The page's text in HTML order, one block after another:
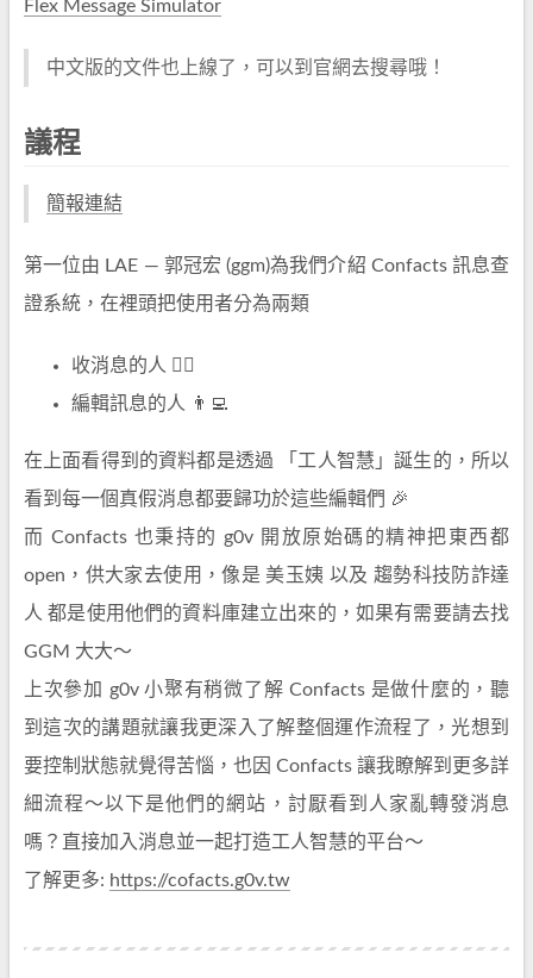
Flex Message Simulator
中文版的文件也上線了，可以到官網去搜尋哦！
議程
簡報連結
第一位由 LAE — 郭冠宏 (ggm)為我們介紹 Confacts 訊息查
證系統，在裡頭把使用者分為兩類
收消息的人 🙋‍♂️
編輯訊息的人 👨‍💻
在上面看得到的資料都是透過 「工人智慧」誕生的，所以
看到每一個真假消息都要歸功於這些編輯們 🎉
而 Confacts 也秉持的 g0v 開放原始碼的精神把東西都
open，供大家去使用，像是 美玉姨 以及 趨勢科技防詐達
人 都是使用他們的資料庫建立出來的，如果有需要請去找
GGM 大大～
上次參加 g0v 小聚有稍微了解 Confacts 是做什麼的，聽
到這次的講題就讓我更深入了解整個運作流程了，光想到
要控制狀態就覺得苦惱，也因 Confacts 讓我瞭解到更多詳
細流程～以下是他們的網站，討厭看到人家亂轉發消息
嗎？直接加入消息並一起打造工人智慧的平台～
了解更多: https://cofacts.g0v.tw